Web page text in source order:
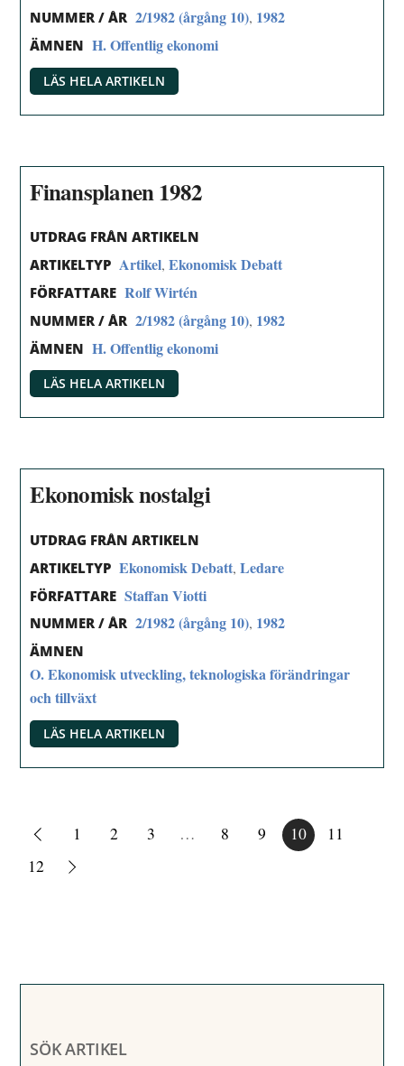
NUMMER / ÅR 2/1982 (årgång 10), 1982
ÄMNEN H. Offentlig ekonomi
LÄS HELA ARTIKELN
Finansplanen 1982
UTDRAG FRÅN ARTIKELN
ARTIKELTYP Artikel,Ekonomisk Debatt
FÖRFATTARE Rolf Wirtén
NUMMER / ÅR 2/1982 (årgång 10), 1982
ÄMNEN H. Offentlig ekonomi
LÄS HELA ARTIKELN
Ekonomisk nostalgi
UTDRAG FRÅN ARTIKELN
ARTIKELTYP Ekonomisk Debatt,Ledare
FÖRFATTARE Staffan Viotti
NUMMER / ÅR 2/1982 (årgång 10), 1982
ÄMNEN
O. Ekonomisk utveckling, teknologiska förändringar
och tillväxt
LÄS HELA ARTIKELN
1 2 3 … 8 9 10
11
12
SÖK ARTIKEL